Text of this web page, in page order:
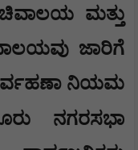
ಮತ್ತು
ಜಾರಿಗೆ
ನಿರ್ವಹಣಾ ನಿಯಮ
ನಗರಸಭಾ